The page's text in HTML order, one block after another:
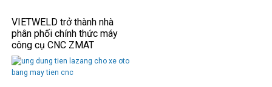
VIETWELD trở thành nhà
phân phối chính thức máy
công cụ CNC ZMAT